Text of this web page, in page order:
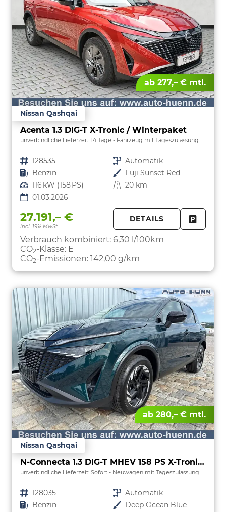
ab 277,– € mtl.
Nissan Qashqai
Acenta 1.3 DIG-T X-Tronic / Winterpaket
unverbindliche Lieferzeit: 14 Tage Fahrzeug mit Tageszulassung
Fahrzeugnr. 128535 Getriebe Automatik
Kraftstoff Benzin Außenfarbe Fuji Sunset Red
Leistung 116 kW (158 PS) Kilometerstand 20 km
01.03.2026
27.191,– €
incl. 19% MwSt.
DETAILS
Verbrauch kombiniert: 6,30 l/100km
CO2-Klasse: E
CO2-Emissionen: 142,00 g/km
ab 280,– € mtl.
Nissan Qashqai
N-Connecta 1.3 DIG-T MHEV 158 PS X-Tronic Teilleder-PanoGlasdach-Klimaautomatik-Navi-18" Alu-360° Kam.-PDC 2x-ACC-Lenkradheizung-Sofort
unverbindliche Lieferzeit: Sofort Neuwagen mit Tageszulassung
Fahrzeugnr. 128035 Getriebe Automatik
Kraftstoff Benzin Außenfarbe Deep Ocean Blue